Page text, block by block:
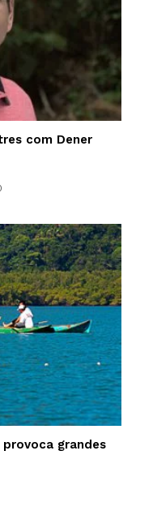
com Dener
grandes